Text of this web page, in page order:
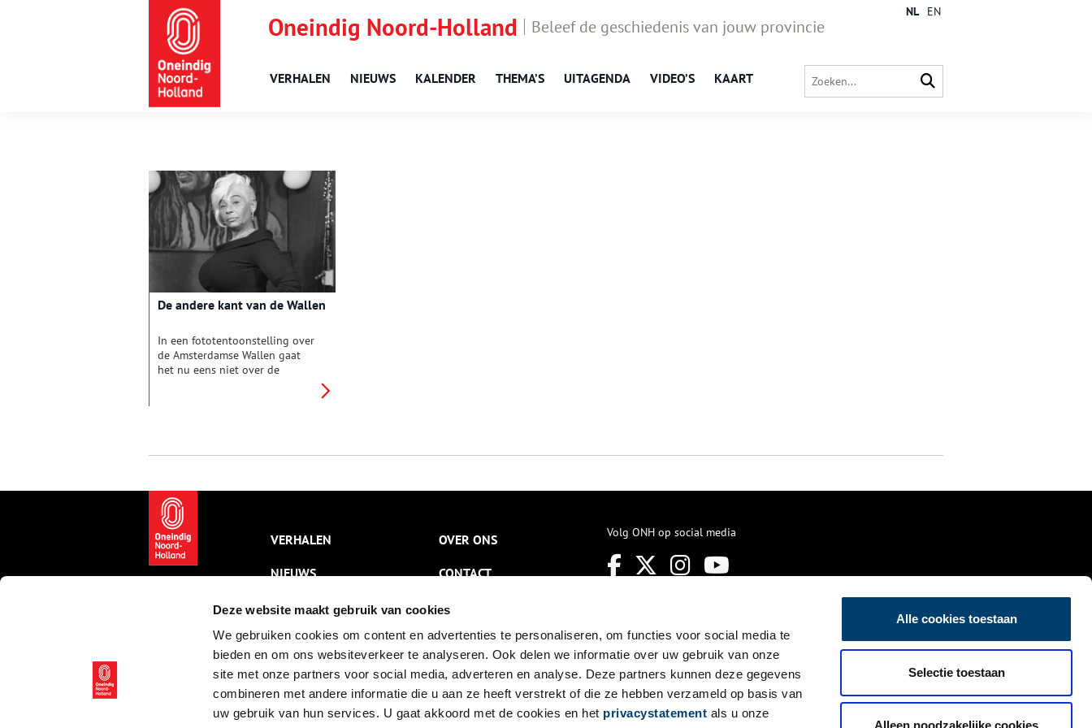
Deze website maakt gebruik van cookies
We gebruiken cookies om content en advertenties te personaliseren, om functies voor social media te
bieden en om ons websiteverkeer te analyseren. Ook delen we informatie over uw gebruik van onze
site met onze partners voor social media, adverteren en analyse. Deze partners kunnen deze gegevens
combineren met andere informatie die u aan ze heeft verstrekt of die ze hebben verzameld op basis van
uw gebruik van hun services. U gaat akkoord met de cookies en het privacystatement als u onze
Alle cookies toestaan
Selectie toestaan
Alleen noodzakelijke cookies
Oneindig Noord-Holland Beleef de geschiedenis van jouw provincie
VERHALEN NIEUWS KALENDER THEMA’S UITAGENDA VIDEO’S KAART
NL EN
De andere kant van de Wallen
In een fototentoonstelling over
de Amsterdamse Wallen gaat
het nu eens niet over de
oude stukje Amsterdam bevolkt.
VERHALEN
NIEUWS
KALENDER
THEMA’S
ACTIVITEITEN
VIDEO’S
OVER ONS
CONTACT
NIEUWSBRIEF
DISCLAIMER
PRIVACY
TOEGANKELIJKHEID
Volg ONH op social media